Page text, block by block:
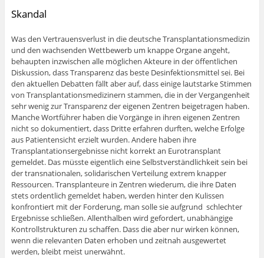
Skandal
Was den Vertrauensverlust in die deutsche Transplantationsmedizin
und den wachsenden Wettbewerb um knappe Organe angeht,
behaupten inzwischen alle möglichen Akteure in der öffentlichen
Diskussion, dass Transparenz das beste Desinfektionsmittel sei. Bei
den aktuellen Debatten fällt aber auf, dass einige lautstarke Stimmen
von Transplantationsmedizinern stammen, die in der Vergangenheit
sehr wenig zur Transparenz der eigenen Zentren beigetragen haben.
Manche Wortführer haben die Vorgänge in ihren eigenen Zentren
nicht so dokumentiert, dass Dritte erfahren durften, welche Erfolge
aus Patientensicht erzielt wurden. Andere haben ihre
Transplantationsergebnisse nicht korrekt an Eurotransplant
gemeldet. Das müsste eigentlich eine Selbstverständlichkeit sein bei
der transnationalen, solidarischen Verteilung extrem knapper
Ressourcen. Transplanteure in Zentren wiederum, die ihre Daten
stets ordentlich gemeldet haben, werden hinter den Kulissen
konfrontiert mit der Forderung, man solle sie aufgrund schlechter
Ergebnisse schließen. Allenthalben wird gefordert, unabhängige
Kontrollstrukturen zu schaffen. Dass die aber nur wirken können,
wenn die relevanten Daten erhoben und zeitnah ausgewertet
werden, bleibt meist unerwähnt.